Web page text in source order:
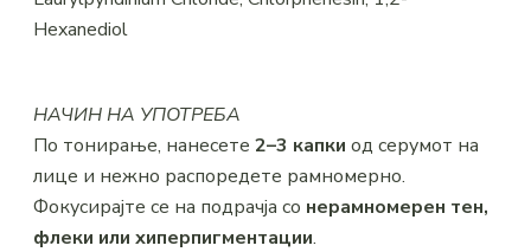
Hexanediol
НАЧИН НА УПОТРЕБА
По тонирање, нанесете 2–3 капки од серумот на
лице и нежно распоредете рамномерно.
Фокусирајте се на подрачја со нерамномерен тен,
флеки или хиперпигментации.